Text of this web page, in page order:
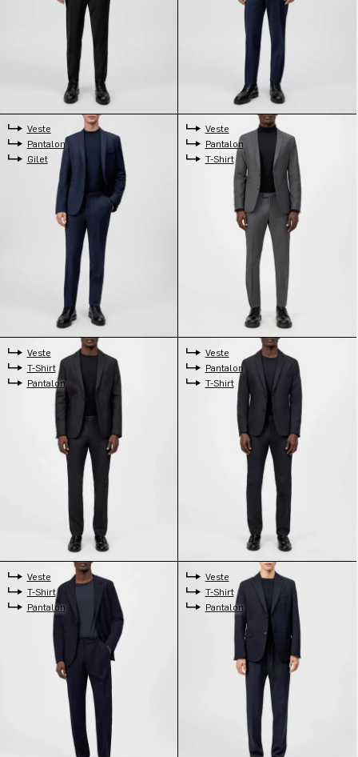
Veste
Pantalon
Gilet
Veste
Pantalon
T-Shirt
Veste
T-Shirt
Pantalon
Veste
Pantalon
T-Shirt
Veste
T-Shirt
Pantalon
Veste
T-Shirt
Pantalon